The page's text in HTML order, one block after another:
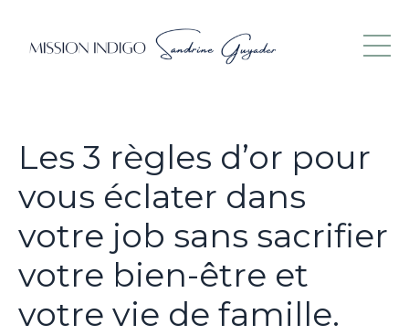
Les 3 règles d’or pour
vous éclater dans
votre job sans sacrifier
votre bien-être et
votre vie de famille.